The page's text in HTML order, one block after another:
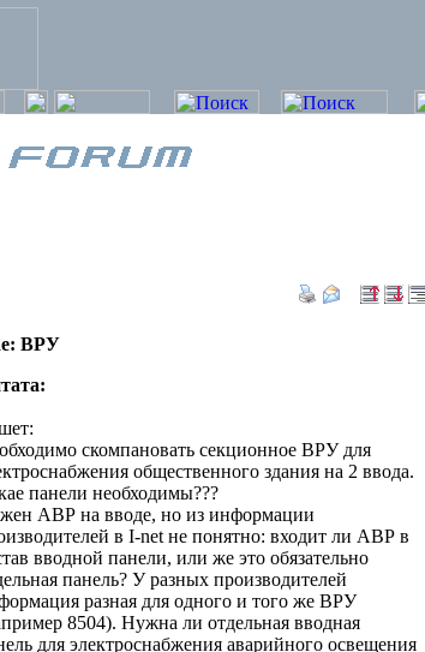
ВРУ
скомпановать секционное ВРУ для
общественного здания на 2 ввода.
панели необходимы???
АВР на вводе, но из информации
в I-net не понятно: входит ли АВР в
вводной панели, или же это обязательно
панель? У разных производителей
разная для одного и того же ВРУ
8504). Нужна ли отдельная вводная
для электроснабжения аварийного освещения